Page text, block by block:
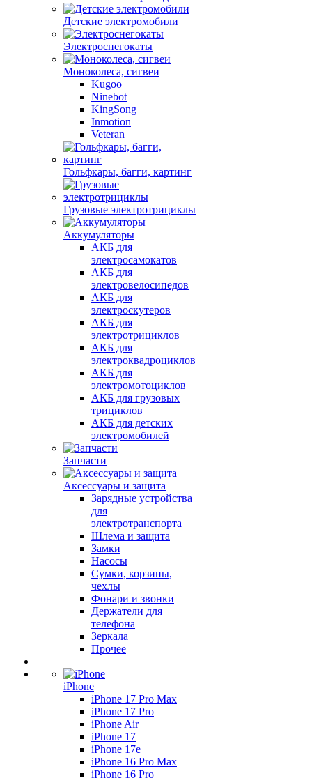
Детские электромобили
Электроснегокаты
Моноколеса, сигвеи
Kugoo
Ninebot
KingSong
Inmotion
Veteran
Гольфкары, багги, картинг
Грузовые электротрициклы
Аккумуляторы
АКБ для
электросамокатов
АКБ для
электровелосипедов
АКБ для
электроскутеров
АКБ для
электротрициклов
АКБ для
электроквадроциклов
АКБ для
электромотоциклов
АКБ для грузовых
трициклов
АКБ для детских
электромобилей
Запчасти
Аксессуары и защита
Зарядные устройства
для
электротранспорта
Шлема и защита
Замки
Насосы
Сумки, корзины,
чехлы
Фонари и звонки
Держатели для
телефона
Зеркала
Прочее
iPhone
iPhone 17 Pro Max
iPhone 17 Pro
iPhone Air
iPhone 17
iPhone 17e
iPhone 16 Pro Max
iPhone 16 Pro